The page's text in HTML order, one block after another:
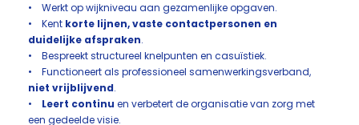
• Werkt op wijkniveau aan gezamenlijke opgaven.
• Kent korte lijnen, vaste contactpersonen en
duidelijke afspraken.
• Bespreekt structureel knelpunten en casuïstiek.
• Functioneert als professioneel samenwerkingsverband,
niet vrijblijvend.
• Leert continu en verbetert de organisatie van zorg met
een gedeelde visie.